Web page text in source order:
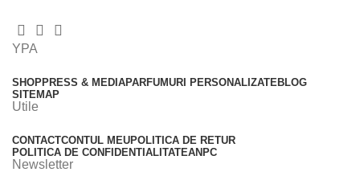
YPA
SHOPPRESS & MEDIAPARFUMURI PERSONALIZATEBLOG
SITEMAP
Utile
CONTACTCONTUL MEUPOLITICA DE RETUR
POLITICA DE CONFIDENTIALITATEANPC
Newsletter